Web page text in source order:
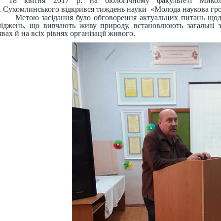
відкрився тиждень науки «Молода наукова
Метою засідання було обговорення актуальних питань
що вивчають живу природу, встановлюють загальні
й на всіх рівнях організації живого.